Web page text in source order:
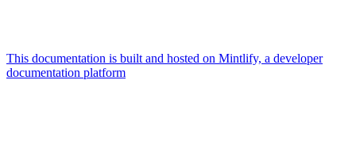
This documentation is built and hosted on Mintlify, a developer
documentation platform